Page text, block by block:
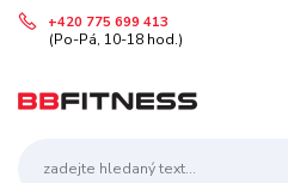
+420 775 699 413
(Po-Pá, 10-18 hod.)